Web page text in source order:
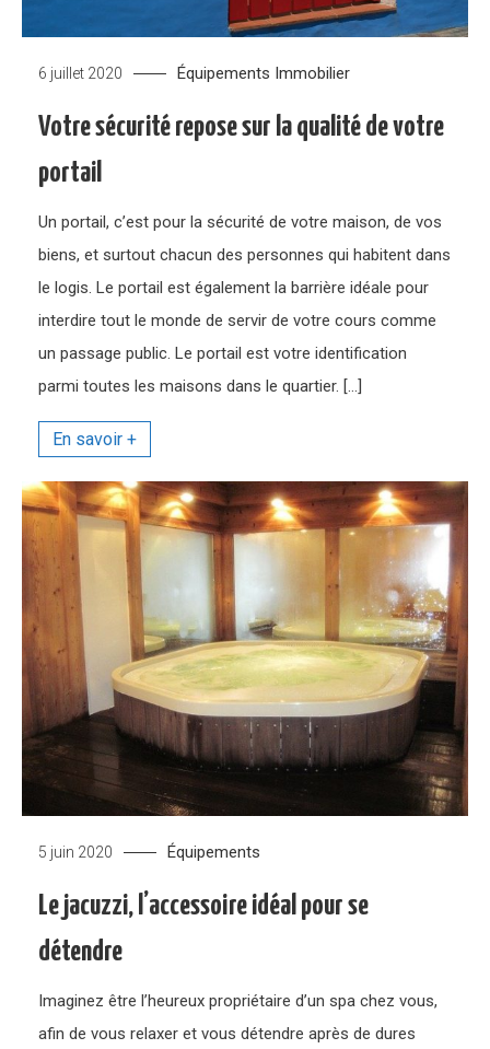
6 juillet 2020 Équipements Immobilier
Votre sécurité repose sur la qualité de votre
portail
Un portail, c’est pour la sécurité de votre maison, de vos
biens, et surtout chacun des personnes qui habitent dans
le logis. Le portail est également la barrière idéale pour
interdire tout le monde de servir de votre cours comme
un passage public. Le portail est votre identification
parmi toutes les maisons dans le quartier. […]
5 juin 2020 Équipements
Le jacuzzi, l’accessoire idéal pour se
détendre
Imaginez être l’heureux propriétaire d’un spa chez vous,
afin de vous relaxer et vous détendre après de dures